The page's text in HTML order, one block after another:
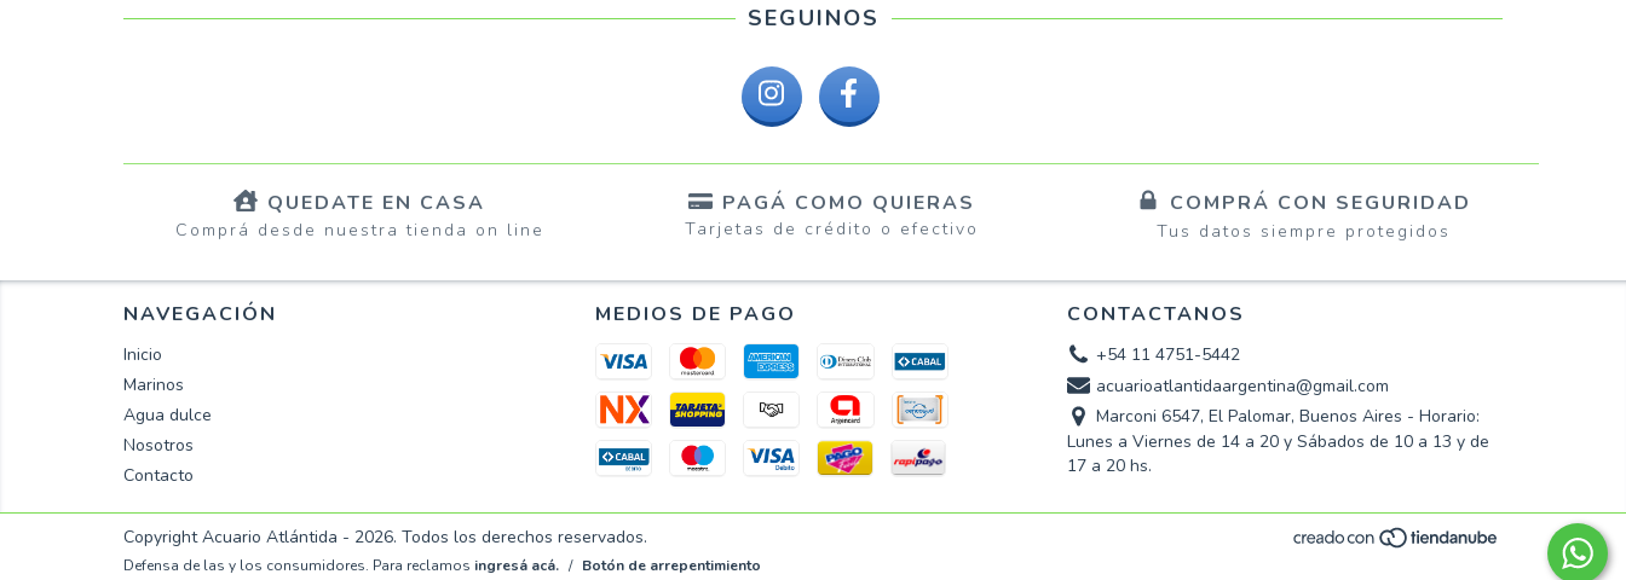
SEGUINOS
QUEDATE EN CASA
Comprá desde nuestra tienda on line
PAGÁ COMO QUIERAS
Tarjetas de crédito o efectivo
COMPRÁ CON SEGURIDAD
Tus datos siempre protegidos
NAVEGACIÓN
Inicio
Marinos
Agua dulce
Nosotros
Contacto
MEDIOS DE PAGO CONTACTANOS
+54 11 4751-5442
acuarioatlantidaargentina@gmail.com
Marconi 6547, El Palomar, Buenos Aires - Horario:
Lunes a Viernes de 14 a 20 y Sábados de 10 a 13 y de
17 a 20 hs.
Copyright Acuario Atlántida - 2026. Todos los derechos reservados.
Defensa de las y los consumidores. Para reclamos ingresá acá. / Botón de arrepentimiento